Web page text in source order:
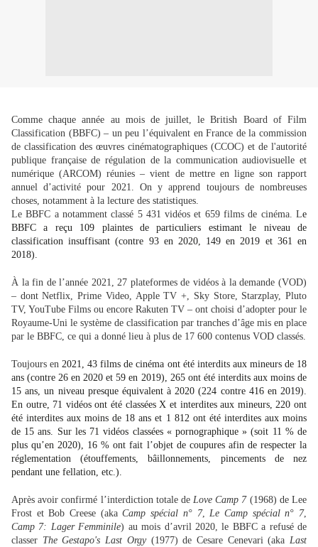
Comme chaque année au mois de juillet, le British Board of Film
Classification (BBFC) – un peu l’équivalent en France de la commission
de classification des œuvres cinématographiques (CCOC) et de l'autorité
publique française de régulation de la communication audiovisuelle et
numérique(ARCOM)réunies – vient de mettre en ligne son rapport
annuel d’activité pour 2021. On y apprend toujours de nombreuses
choses, notamment à la lecture des statistiques.
Le BBFC a notamment classé 5 431 vidéos et 659 films de cinéma. Le
BBFC a reçu109 plaintesde particuliers estimant le niveau de
classification insuffisant (contre 93 en 2020, 149 en 2019 et 361 en
2018).
À la fin de l’année 2021, 27 plateformes de vidéos à la demande (VOD)
– dont Netflix, Prime Video, Apple TV +, Sky Store, Starzplay, Pluto
TV, YouTube Films ou encore Rakuten TV – ont choisi d’adopter pour le
Royaume-Uni le système de classification par tranches d’âge mis en place
par le BBFC, ce qui a donné lieu à plus de 17 600 contenus VOD classés.
Toujours en2021,43 films de cinéma ont été interdits aux mineurs de 18
ans (contre 26 en 2020 et 59 en 2019), 265 ont été interdits aux moins de
15 ans, un niveau presque équivalent à 2020 (224 contre 416 en 2019).
En outre, 71 vidéos ont été classées X et interdites aux mineurs, 220 ont
été interdites aux moins de 18 ans et 1 812 ont été interdites aux moins
de 15 ans. Sur les 71 vidéos classées« pornographique »(soit 11 %de
plus qu’en 2020), 16 % ont fait l’objet de coupures afin de respecter la
réglementation (étouffements, bâillonnements, pincements de nez
pendant une fellation, etc.).
Après avoir confirmé l’interdiction totale deLove Camp 7(1968) de Lee
Frost et Bob Creese (akaCamp spécial n° 7,Le Camp spécial n° 7,
Camp 7: Lager Femminile) au mois d’avril 2020, le BBFC a refusé de
classer The Gestapo's Last Orgy(1977) de Cesare Cenevari (aka Last